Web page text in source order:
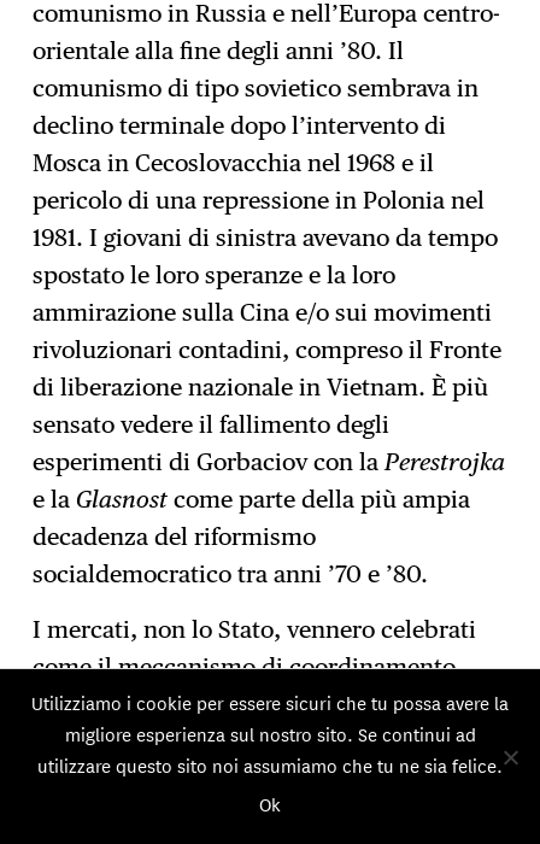
comunismo in Russia e nell’Europa centro-
orientale alla fine degli anni ’80. Il
comunismo di tipo sovietico sembrava in
declino terminale dopo l’intervento di
Mosca in Cecoslovacchia nel 1968 e il
pericolo di una repressione in Polonia nel
1981. I giovani di sinistra avevano da tempo
spostato le loro speranze e la loro
ammirazione sulla Cina e/o sui movimenti
rivoluzionari contadini, compreso il Fronte
di liberazione nazionale in Vietnam. È più
sensato vedere il fallimento degli
esperimenti di Gorbaciov con la Perestrojka
e la Glasnost come parte della più ampia
decadenza del riformismo
socialdemocratico tra anni ’70 e ’80.
I mercati, non lo Stato, vennero celebrati
come il meccanismo di coordinamento
della società agli occhi degli intellettuali e
dei politici. Non sorprende che i
programmi pubblici ideati per
ammorbidire i risultati del mercato si
Utilizziamo i cookie per essere sicuri che tu possa avere la
migliore esperienza sul nostro sito. Se continui ad
utilizzare questo sito noi assumiamo che tu ne sia felice.
Ok